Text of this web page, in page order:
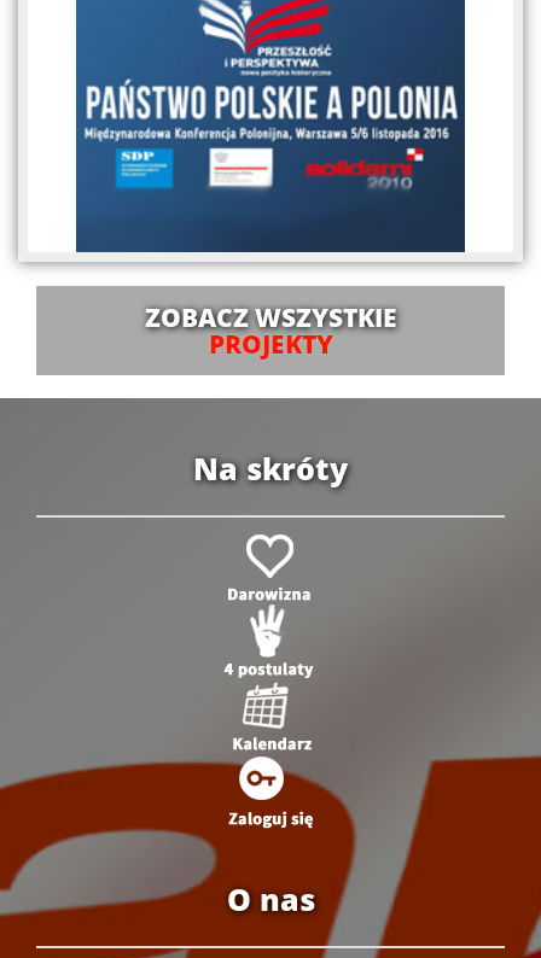
ZOBACZ WSZYSTKIE
PROJEKTY
Na skróty
O nas